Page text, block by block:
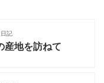
記
産地を訪ねて